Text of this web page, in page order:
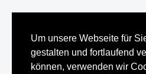
Um unsere Webseite für
gestalten und fortlaufend
können, verwenden wir